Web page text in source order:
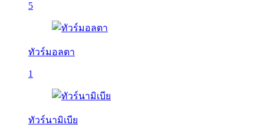
5
ทัวร์มอลตา
1
ทัวร์นามิเบีย